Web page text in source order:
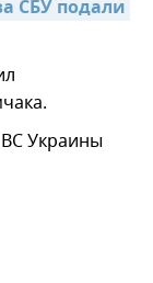
СБУ подали
Украины